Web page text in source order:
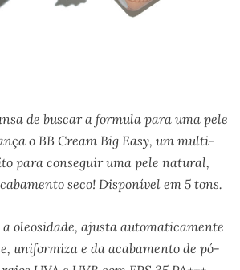
de buscar a formula para uma pele
o BB Cream Big Easy, um multi-
para conseguir uma pele natural,
seco! Disponível em 5 tons.
oleosidade, ajusta automaticamente
uniformiza e da acabamento de pó-